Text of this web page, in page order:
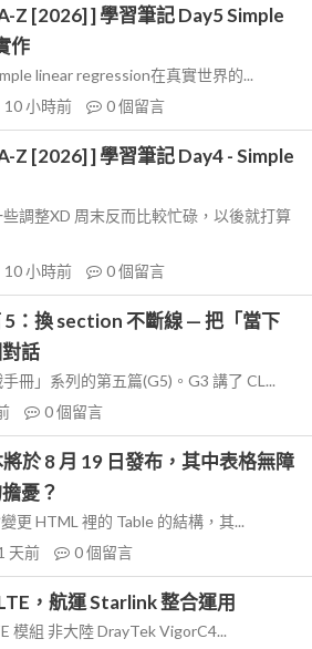
Z [2026] ] 學習筆記 Day5 Simple
作
linear regression在真實世界的...
10 小時前 0個留言
Z [2026] ] 學習筆記 Day4 - Simple
調整XD 周末反而比較忙碌，以後就打算
10 小時前 0個留言
：換 section 不斷線 — 把「當下
話
冊」系列的第五篇(G5)。G3 講了 CL...
0個留言
於 8 月 19 日發布，其中表格無障
憂？
更 HTML 裡的 Table 的結構，其...
天前 0個留言
，航運 Starlink 整合運用
模組 非大陸 DrayTek VigorC4...